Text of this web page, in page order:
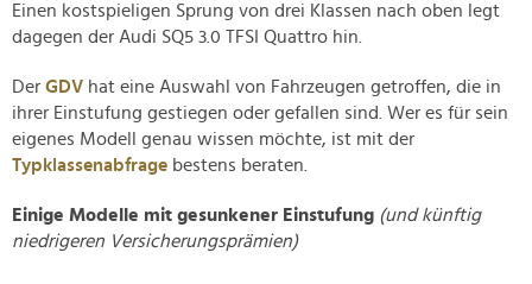
Einen kostspieligen Sprung von drei Klassen nach oben legt
dagegen der Audi SQ5 3.0 TFSI Quattro hin.
Der GDV hat eine Auswahl von Fahrzeugen getroffen, die in
ihrer Einstufung gestiegen oder gefallen sind. Wer es für sein
eigenes Modell genau wissen möchte, ist mit der
Typklassenabfrage bestens beraten.
Einige Modelle mit gesunkener Einstufung (und künftig
niedrigeren Versicherungsprämien)